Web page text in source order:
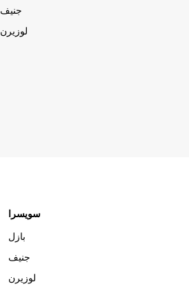
جنيف
لوزيرن
سويسرا
بازل
جنيف
لوزيرن